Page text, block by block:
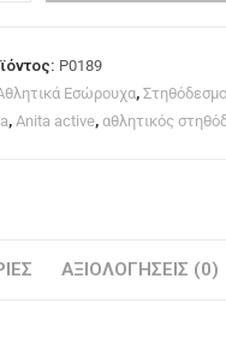
P0189
Εσώρουχα,
,Anita active,αθλητικός
ΑΞΙΟΛΟΓΉΣΕΙΣ (0)